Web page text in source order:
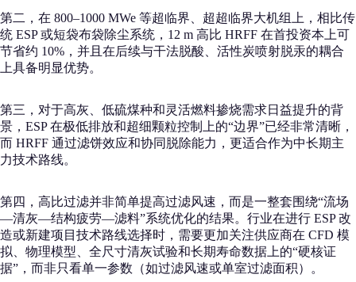
第二，在 800–1000 MWe 等超临界、超超临界大机组上，相比传
统 ESP 或短袋布袋除尘系统，12 m 高比 HRFF 在首投资本上可
节省约 10%，并且在后续与干法脱酸、活性炭喷射脱汞的耦合
上具备明显优势。
第三，对于高灰、低硫煤种和灵活燃料掺烧需求日益提升的背
景，ESP 在极低排放和超细颗粒控制上的“边界”已经非常清晰，
而 HRFF 通过滤饼效应和协同脱除能力，更适合作为中长期主
力技术路线。
第四，高比过滤并非简单提高过滤风速，而是一整套围绕“流场
—清灰—结构疲劳—滤料”系统优化的结果。行业在进行 ESP 改
造或新建项目技术路线选择时，需要更加关注供应商在 CFD 模
拟、物理模型、全尺寸清灰试验和长期寿命数据上的“硬核证
据”，而非只看单一参数（如过滤风速或单室过滤面积）。